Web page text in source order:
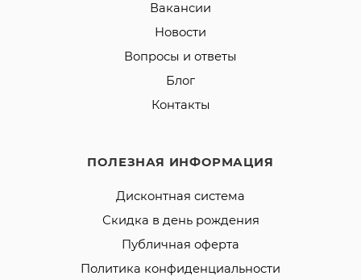
Вакансии
Новости
Вопросы и ответы
Блог
Контакты
ПОЛЕЗНАЯ ИНФОРМАЦИЯ
Дисконтная система
Скидка в день рождения
Публичная оферта
Политика конфиденциальности